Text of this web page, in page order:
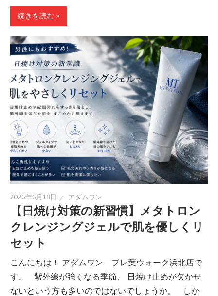
続きを読む »
2026年6月18日 アダムワン
【日焼け対策の新習慣】メタトロン
クレンジングジェルで肌を優しくリ
セット
こんにちは！ アダムワン プレ葉ウォーク浜北店で
す。 紫外線が強くなる季節、 日焼け止めが欠かせ
ないという方も多いのではないでしょうか。 しか